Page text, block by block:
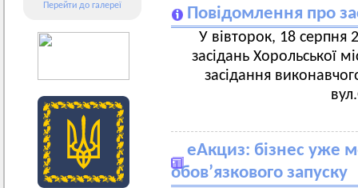
Перейти до галереї Повідомлення про
У вівторок, 18 серпня
засідань Хорольської
засідання
еАкциз: бізнес уже
обов’язкового запуску